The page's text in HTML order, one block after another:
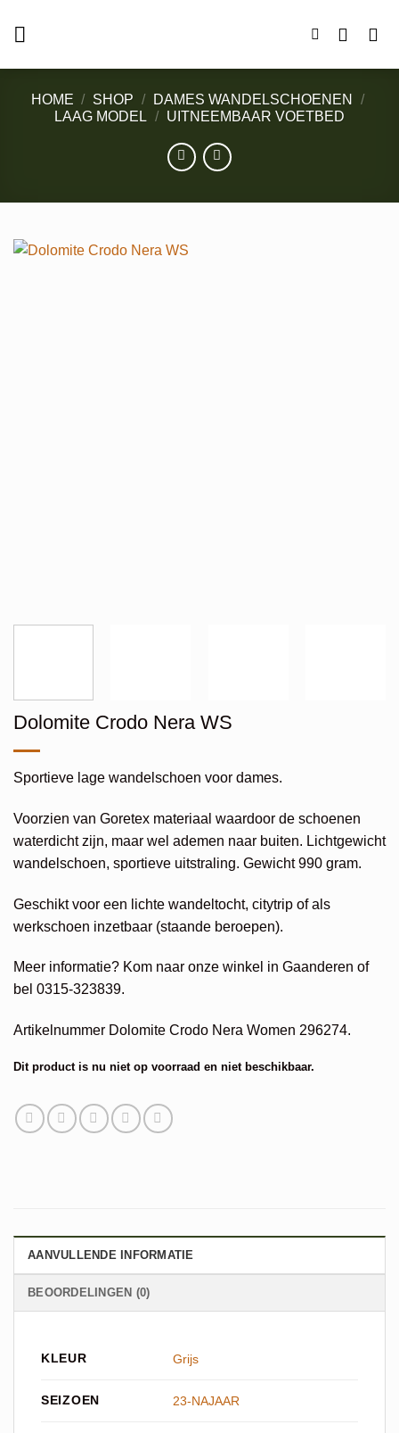
naar
HOME / SHOP / DAMES WANDELSCHOENEN
/
LAAG MODEL / UITNEEMBAAR VOETBED
Dolomite Crodo Nera WS
Sportieve lage wandelschoen voor dames.
Voorzien van Goretex materiaal waardoor de schoenen
waterdicht zijn, maar wel ademen naar buiten. Lichtgewicht
wandelschoen, sportieve uitstraling. Gewicht 990 gram.
Geschikt voor een lichte wandeltocht, citytrip of als
werkschoen inzetbaar (staande beroepen).
Meer informatie? Kom naar onze winkel in Gaanderen of
bel 0315-323839.
Artikelnummer Dolomite Crodo Nera Women 296274.
Dit product is nu niet op voorraad en niet beschikbaar.
Alternative:
AANVULLENDE INFORMATIE
BEOORDELINGEN (0)
KLEUR Grijs
SEIZOEN 23-NAJAAR